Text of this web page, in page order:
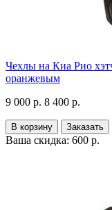
Чехлы на Киа Рио
оранжевым
9 000 р. 8 400 р.
В корзину Заказать
Ваша скидка: 600 р.